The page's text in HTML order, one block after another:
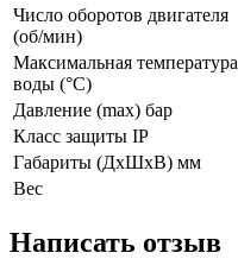
Число оборотов двигателя
(об/мин)
Максимальная температура
воды (°С)
Давление (max) бар
Класс защиты IP
Габариты (ДxШxВ) мм
Вес
Написать отзыв